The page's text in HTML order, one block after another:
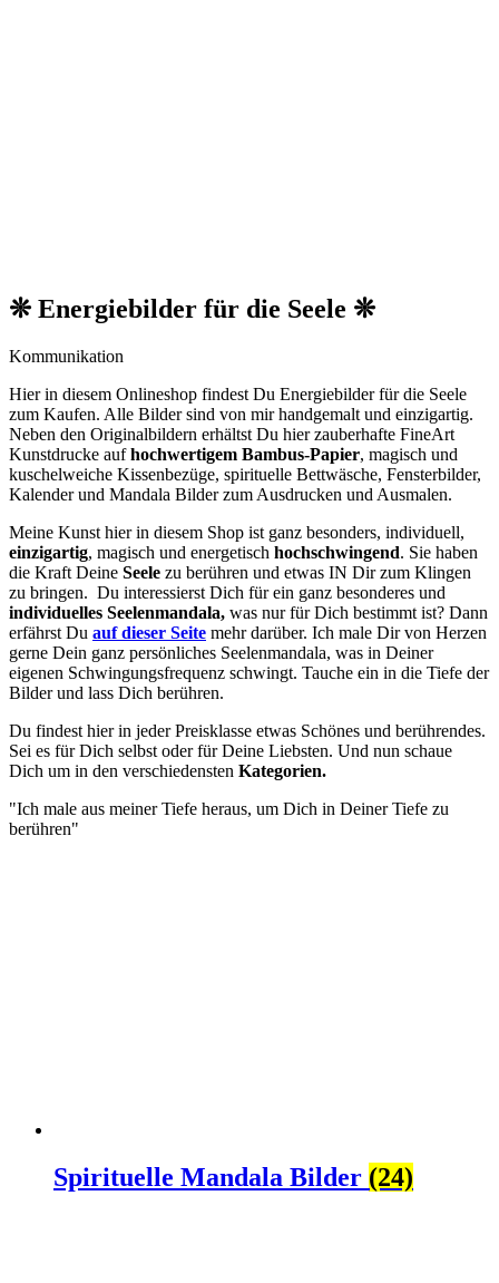
❊ Energiebilder für die Seele ❊
Kommunikation
Hier in diesem Onlineshop findest Du Energiebilder für die Seele
zum Kaufen. Alle Bilder sind von mir handgemalt und einzigartig.
Neben den Originalbildern erhältst Du hier zauberhafte FineArt
Kunstdrucke aufhochwertigem Bambus-Papier, magisch und
kuschelweiche Kissenbezüge, spirituelle Bettwäsche, Fensterbilder,
Kalender und Mandala Bilder zum Ausdrucken und Ausmalen.
Meine Kunst hier in diesem Shop ist ganz besonders, individuell,
einzigartig, magisch und energetisch hochschwingend. Sie haben
die Kraft Deine Seele zu berühren und etwas IN Dir zum Klingen
zu bringen. Du interessierst Dich für ein ganz besonderes und
individuelles Seelenmandala, was nur für Dich bestimmt ist? Dann
erfährst Du auf dieser Seite mehr darüber. Ich male Dir von Herzen
gerne Dein ganz persönliches Seelenmandala, was in Deiner
eigenen Schwingungsfrequenz schwingt. Tauche ein in die Tiefe der
Bilder und lass Dich berühren.
Du findest hier in jeder Preisklasse etwas Schönes und berührendes.
Sei es für Dich selbst oder für Deine Liebsten. Und nun schaue
Dich um in den verschiedensten Kategorien.
"Ich male aus meiner Tiefe heraus, um Dich in Deiner Tiefe zu
berühren"
Spirituelle Mandala Bilder (24)